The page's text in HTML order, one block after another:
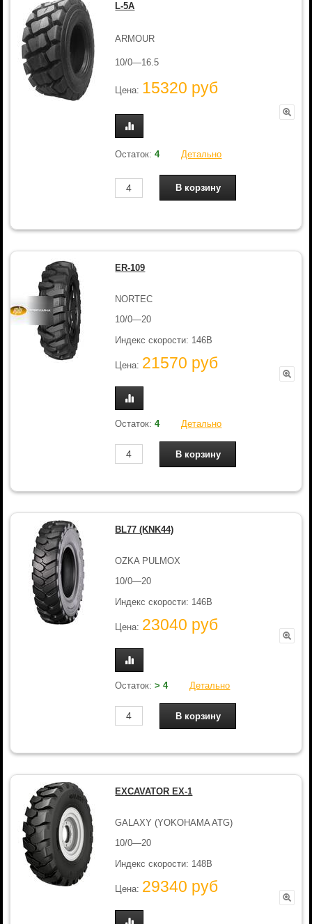
L-5A
ARMOUR
10/0—16.5
Цена: 15320 руб
Остаток:4 Детально
ER-109
NORTEC
10/0—20
Индекс скорости: 146B
Цена: 21570 руб
Остаток:4 Детально
BL77 (KNK44)
OZKA PULMOX
10/0—20
Индекс скорости: 146B
Цена: 23040 руб
Остаток:> 4 Детально
EXCAVATOR EX-1
GALAXY (YOKOHAMA ATG)
10/0—20
Индекс скорости: 148B
Цена: 29340 руб